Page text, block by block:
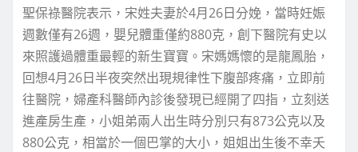
聖保祿醫院表示，宋姓夫妻於4月26日分娩，當時妊娠
週數僅有26週，嬰兒體重僅約880克，創下醫院有史以
來照護過體重最輕的新生寶寶。宋媽媽懷的是龍鳳胎，
回想4月26日半夜突然出現規律性下腹部疼痛，立即前
往醫院，婦產科醫師內診後發現已經開了四指，立刻送
進產房生產，小姐弟兩人出生時分別只有873公克以及
880公克，相當於一個巴掌的大小，姐姐出生後不幸夭